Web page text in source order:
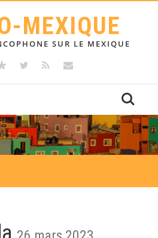
MEXIQUE
SUR LE MEXIQUE